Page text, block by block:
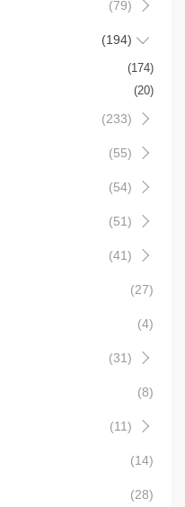
(79)
(194)
(174)
(20)
(233)
(55)
(54)
(51)
(41)
(27)
(4)
(31)
(8)
(11)
(14)
(28)